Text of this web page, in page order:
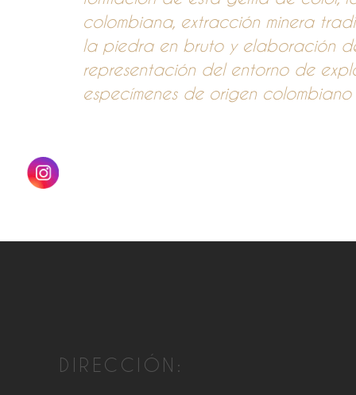
colombiana, extracción minera
la piedra en bruto y elaboración
representación del entorno de
especímenes de origen
DIRECCIÓN: